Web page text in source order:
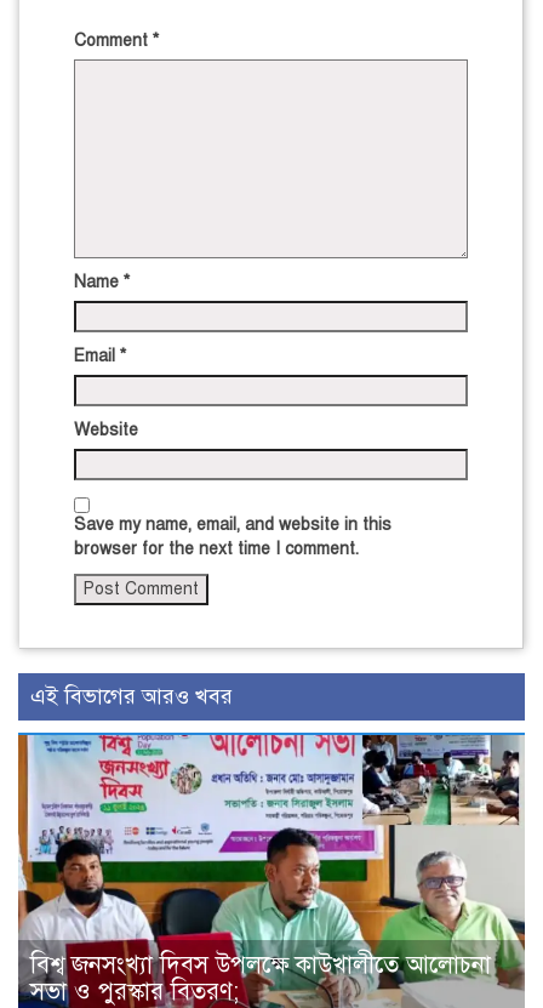
Comment *
Name *
Email *
Website
Save my name, email, and website in this
browser for the next time I comment.
এই বিভাগের আরও খবর
বিশ্ব জনসংখ্যা দিবস উপলক্ষে কাউখালীতে আলোচনা
সভা ও পুরস্কার বিতরণ;